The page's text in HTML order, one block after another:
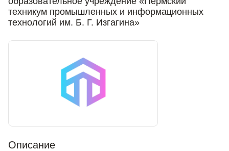
техникум промышленных и информационных
технологий им. Б. Г. Изгагина»
Описание